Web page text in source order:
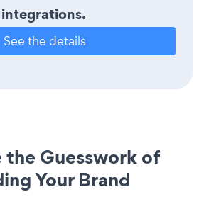
See the details
the Guesswork of
Your Brand